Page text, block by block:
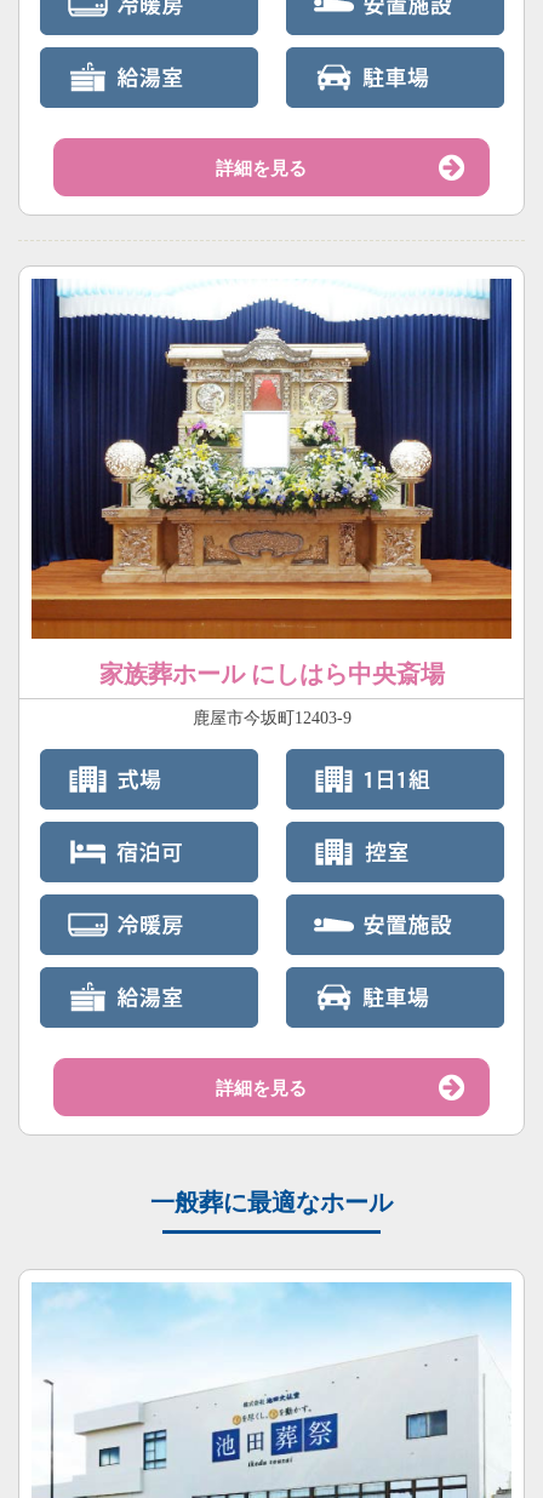
詳細を見る
家族葬ホール にしはら中央斎場
鹿屋市今坂町12403-9
詳細を見る
一般葬に最適なホール